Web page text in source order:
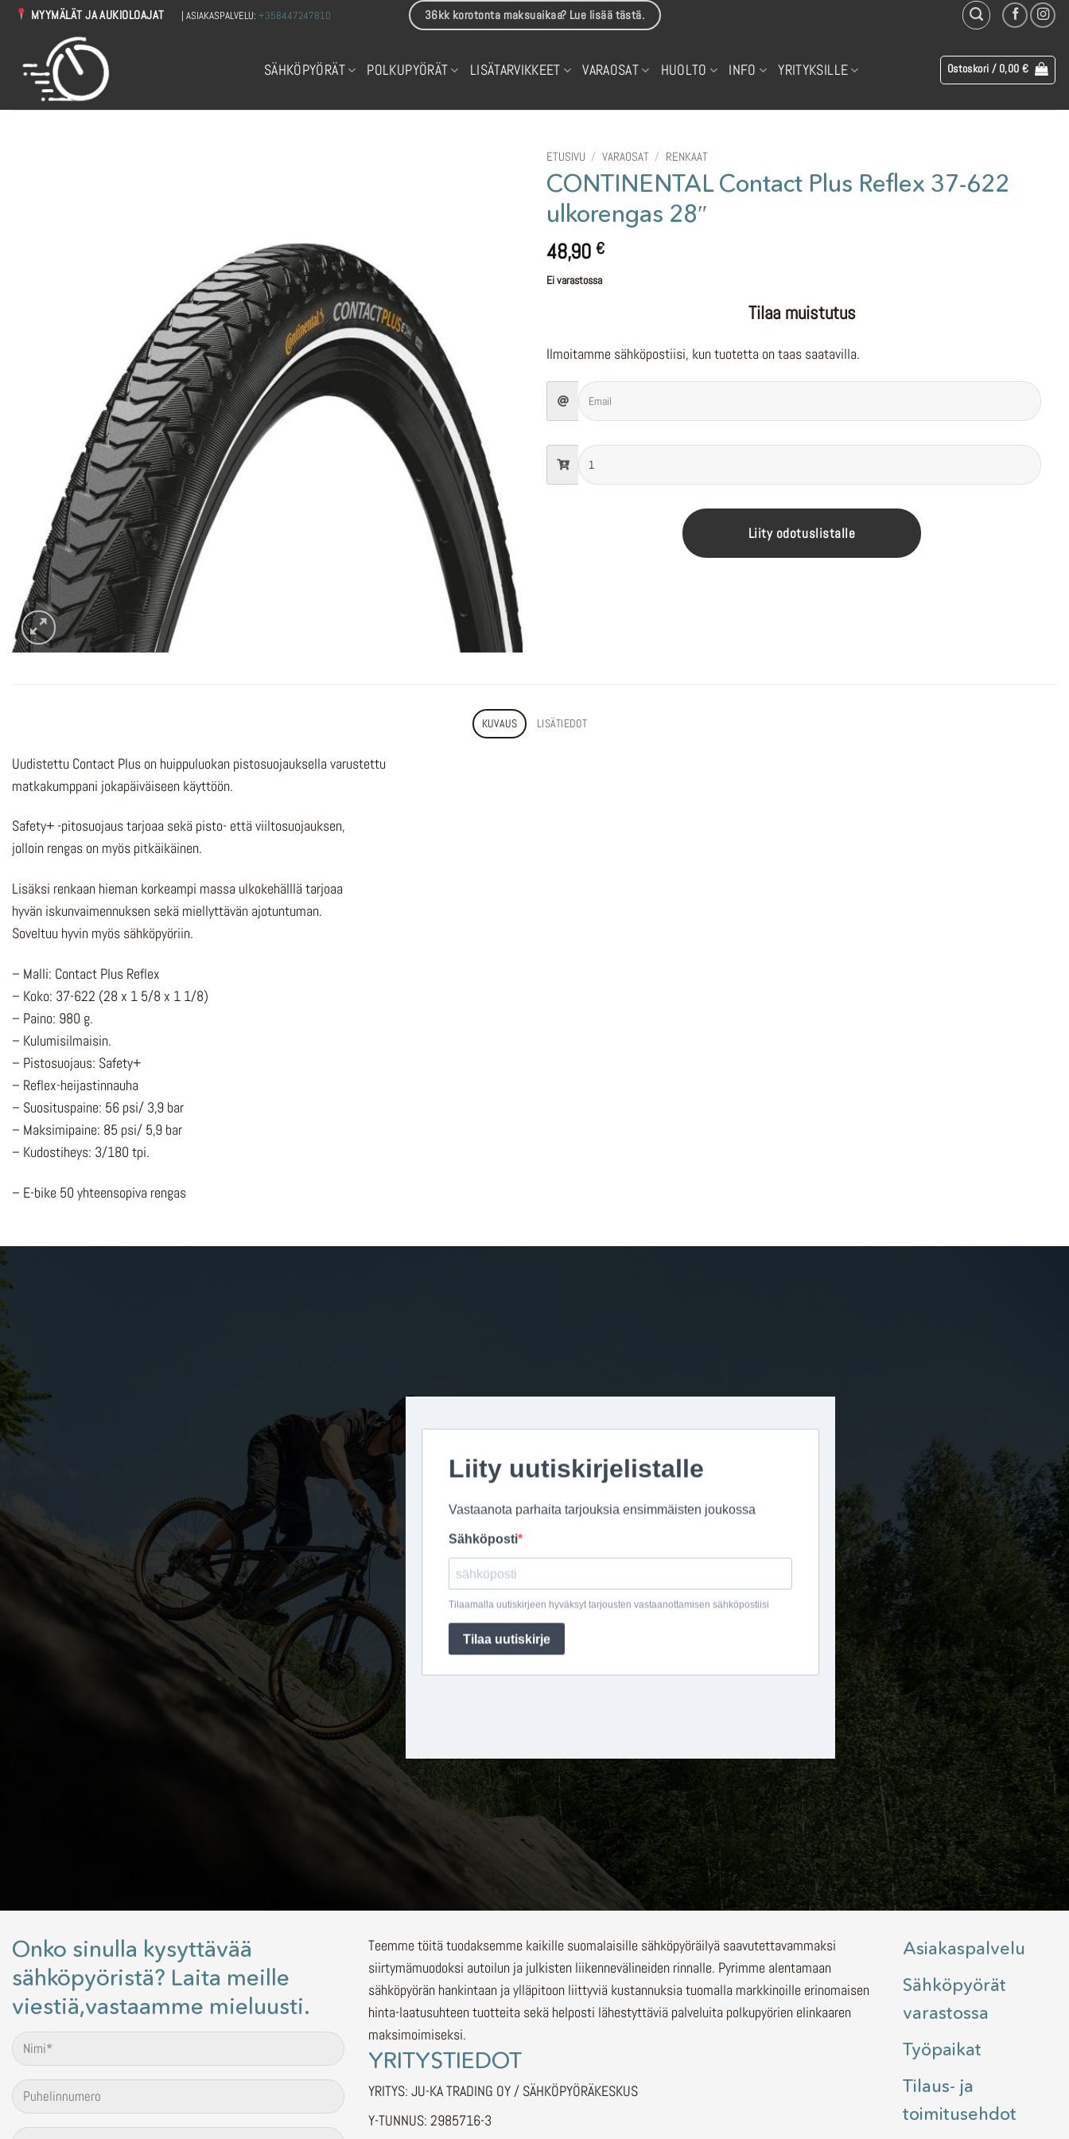
Skip
MYYMÄLÄT JA AUKIOLOAJAT | ASIAKASPALVELU:+358447247810 36kk korotonta maksuaikaa? Lue lisää tästä.
SÄHKÖPYÖRÄT POLKUPYÖRÄT LISÄTARVIKKEET VARAOSAT HUOLTO INFO YRITYKSILLE Ostoskori / 0,00 €
ETUSIVU / VARAOSAT / RENKAAT
CONTINENTAL Contact Plus Reflex 37-622
ulkorengas 28″
48,90 €
Ei varastossa
Tilaa muistutus
Ilmoitamme sähköpostiisi, kun tuotetta on taas saatavilla.
Liity odotuslistalle
KUVAUS LISÄTIEDOT
Uudistettu Contact Plus on huippuluokan pistosuojauksella varustettu
matkakumppani jokapäiväiseen käyttöön.
Safety+ -pitosuojaus tarjoaa sekä pisto- että viiltosuojauksen,
jolloin rengas on myös pitkäikäinen.
Lisäksi renkaan hieman korkeampi massa ulkokehälllä tarjoaa
hyvän iskunvaimennuksen sekä miellyttävän ajotuntuman.
Soveltuu hyvin myös sähköpyöriin.
– Malli: Contact Plus Reflex
– Koko: 37-622 (28 x 1 5/8 x 1 1/8)
– Paino: 980 g.
– Kulumisilmaisin.
– Pistosuojaus: Safety+
– Reflex-heijastinnauha
– Suosituspaine: 56 psi/ 3,9 bar
– Maksimipaine: 85 psi/ 5,9 bar
– Kudostiheys: 3/180 tpi.
– E-bike 50 yhteensopiva rengas
Onko sinulla kysyttävää
sähköpyöristä? Laita meille
viestiä,vastaamme mieluusti.
Teemme töitä tuodaksemme kaikille suomalaisille sähköpyöräilyä saavutettavammaksi
siirtymämuodoksi autoilun ja julkisten liikennevälineiden rinnalle. Pyrimme alentamaan
sähköpyörän hankintaan ja ylläpitoon liittyviä kustannuksia tuomalla markkinoille erinomaisen
hinta-laatusuhteen tuotteita sekä helposti lähestyttäviä palveluita polkupyörien elinkaaren
maksimoimiseksi.
YRITYSTIEDOT
YRITYS: JU-KA TRADING OY / SÄHKÖPYÖRÄKESKUS
Y-TUNNUS: 2985716-3
Asiakaspalvelu
Sähköpyörät
varastossa
Työpaikat
Tilaus- ja
toimitusehdot